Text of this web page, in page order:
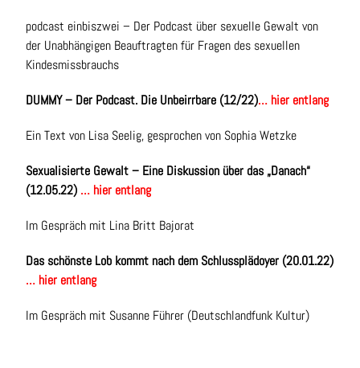
podcast einbiszwei – Der Podcast über sexuelle Gewalt von
der Unabhängigen Beauftragten für Fragen des sexuellen
Kindesmissbrauchs
DUMMY – Der Podcast. Die Unbeirrbare (12/22)… hier entlang
Ein Text von Lisa Seelig, gesprochen von Sophia Wetzke
Sexualisierte Gewalt – Eine Diskussion über das „Danach“
(12.05.22) … hier entlang
Im Gespräch mit Lina Britt Bajorat
Das schönste Lob kommt nach dem Schlussplädoyer (20.01.22)
… hier entlang
Im Gespräch mit Susanne Führer (Deutschlandfunk Kultur)